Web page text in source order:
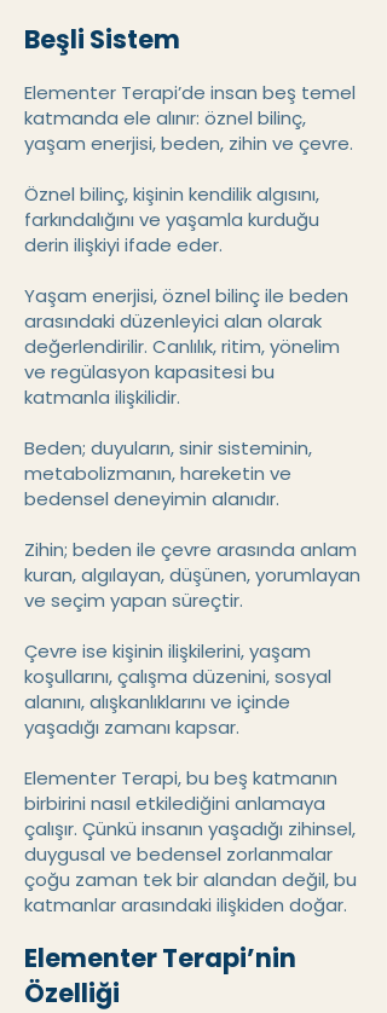
Beşli Sistem
Elementer Terapi’de insan beş temel
katmanda ele alınır: öznel bilinç,
yaşam enerjisi, beden, zihin ve çevre.
Öznel bilinç, kişinin kendilik algısını,
farkındalığını ve yaşamla kurduğu
derin ilişkiyi ifade eder.
Yaşam enerjisi, öznel bilinç ile beden
arasındaki düzenleyici alan olarak
değerlendirilir. Canlılık, ritim, yönelim
ve regülasyon kapasitesi bu
katmanla ilişkilidir.
Beden; duyuların, sinir sisteminin,
metabolizmanın, hareketin ve
bedensel deneyimin alanıdır.
Zihin; beden ile çevre arasında anlam
kuran, algılayan, düşünen, yorumlayan
ve seçim yapan süreçtir.
Çevre ise kişinin ilişkilerini, yaşam
koşullarını, çalışma düzenini, sosyal
alanını, alışkanlıklarını ve içinde
yaşadığı zamanı kapsar.
Elementer Terapi, bu beş katmanın
birbirini nasıl etkilediğini anlamaya
çalışır. Çünkü insanın yaşadığı zihinsel,
duygusal ve bedensel zorlanmalar
çoğu zaman tek bir alandan değil, bu
katmanlar arasındaki ilişkiden doğar.
Elementer Terapi’nin
Özelliği